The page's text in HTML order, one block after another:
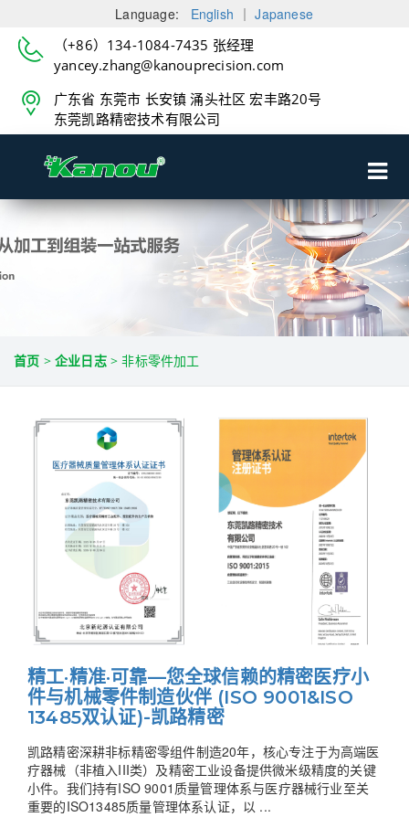
Language: English ｜Japanese
（+86）134-1084-7435 张经理
yancey.zhang@kanouprecision.com
广东省 东莞市 长安镇 涌头社区 宏丰路20号
东莞凯路精密技术有限公司
首页 >企业日志>非标零件加工
精工·精准·可靠—您全球信赖的精密医疗小
件与机械零件制造伙伴 (ISO 9001&ISO
13485双认证)-凯路精密
凯路精密深耕非标精密零组件制造20年，核心专注于为高端医
疗器械（非植入III类）及精密工业设备提供微米级精度的关键
小件。我们持有ISO 9001质量管理体系与医疗器械行业至关
重要的ISO13485质量管理体系认证，以 ...